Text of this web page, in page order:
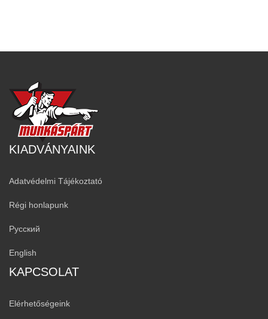
KIADVÁNYAINK
Adatvédelmi Tájékoztató
Régi honlapunk
Русский
English
KAPCSOLAT
Elérhetőségeink